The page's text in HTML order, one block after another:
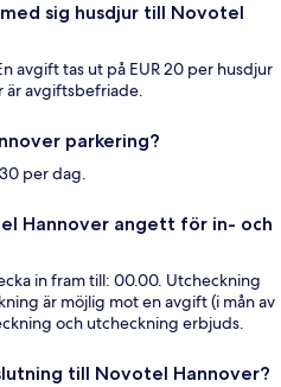
sig husdjur till Novotel
avgift tas ut på EUR 20 per husdjur
är avgiftsbefriade.
parkering?
per dag.
Hannover angett för in- och
in fram till: 00.00. Utcheckning
är möjlig mot en avgift (i mån av
och utcheckning erbjuds.
till Novotel Hannover?